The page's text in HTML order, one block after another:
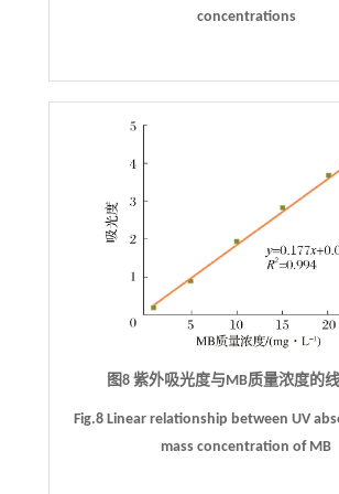
concentrations
图8 紫外吸光度与MB质量浓度的
Fig.8 Linear relationship between UV
mass concentration of MB